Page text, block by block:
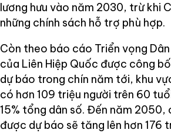
lương hưu vào năm 2030, trừ khi
những chính sách hỗ trợ phù hợp.
Còn theo báo cáo Triển vọng
của Liên Hiệp Quốc được công
dự báo trong chín năm tới, khu
có hơn 109 triệu người trên 60
15% tổng dân số. Đến năm 2050,
được dự báo sẽ tăng lên hơn 176